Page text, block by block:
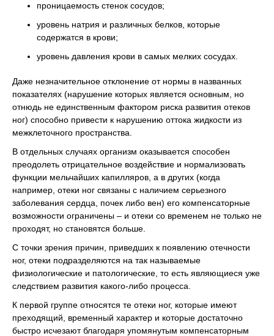
проницаемость стенок сосудов;
уровень натрия и различных белков, которые
содержатся в крови;
уровень давления крови в самых мелких сосудах.
Даже незначительное отклонение от нормы в названных
показателях (нарушение которых является основным, но
отнюдь не единственным фактором риска развития отеков
ног) способно привести к нарушению оттока жидкости из
межклеточного пространства.
В отдельных случаях организм оказывается способен
преодолеть отрицательное воздействие и нормализовать
функции мельчайших капилляров, а в других (когда
например, отеки ног связаны с наличием серьезного
заболевания сердца, почек либо вен) его компенсаторные
возможности ограничены – и отеки со временем не только не
проходят, но становятся больше.
С точки зрения причин, приведших к появлению отечности
ног, отеки подразделяются на так называемые
физиологические и патологические, то есть являющиеся уже
следствием развития какого-либо процесса.
К первой группе относятся те отеки ног, которые имеют
преходящий, временный характер и которые достаточно
быстро исчезают благодаря упомянутым компенсаторным